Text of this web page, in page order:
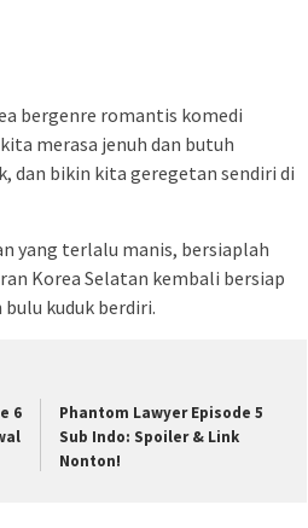
bergenre romantis komedi
merasa jenuh dan butuh
dan bikin kita geregetan sendiri di
yang terlalu manis, bersiaplah
Korea Selatan kembali bersiap
kuduk berdiri.
6
Phantom Lawyer Episode 5
Sub Indo: Spoiler & Link
Nonton!